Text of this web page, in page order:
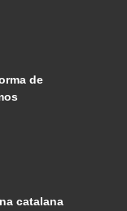
de
catalana